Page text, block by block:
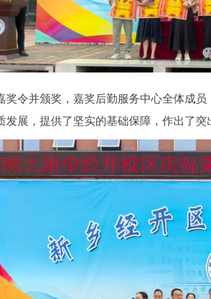
并颁奖，嘉奖后勤服务中心全体成员
发展，提供了坚实的基础保障，作出了突